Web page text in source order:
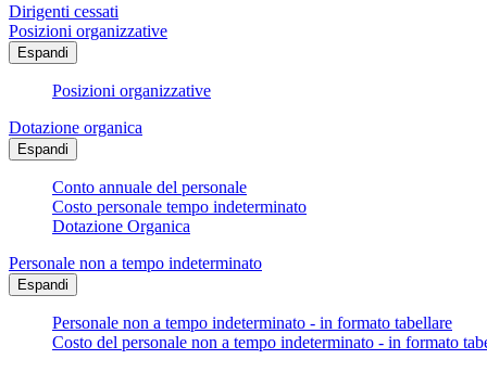
Dirigenti cessati
Posizioni organizzative
Espandi
Posizioni organizzative
Dotazione organica
Espandi
Conto annuale del personale
Costo personale tempo indeterminato
Dotazione Organica
Personale non a tempo indeterminato
Espandi
Personale non a tempo indeterminato - in formato tabellare
Costo del personale non a tempo indeterminato - in formato